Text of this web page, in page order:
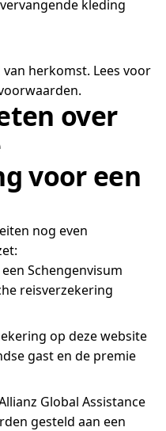
kleding
herkomst. Lees voor
over
voor een
nog even
Schengenvisum
reisverzekering
op deze website
gast en de premie
Global Assistance
gesteld aan een